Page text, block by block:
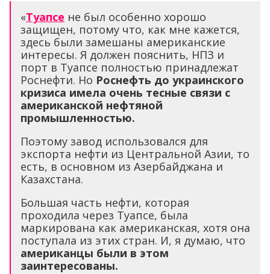
«Туапсе не был особенно хорошо
защищен, потому что, как мне кажется,
здесь были замешаны американские
интересы. Я должен пояснить, НПЗ и
порт в Туапсе полностью принадлежат
Роснефти. Но Роснефть до украинского
кризиса имела очень тесные связи с
американской нефтяной
промышленностью.
Поэтому завод использовался для
экспорта нефти из Центральной Азии, то
есть, в основном из Азербайджана и
Казахстана.
Большая часть нефти, которая
проходила через Туапсе, была
маркирована как американская, хотя она
поступала из этих стран. И, я думаю, что
американцы были в этом
заинтересованы.